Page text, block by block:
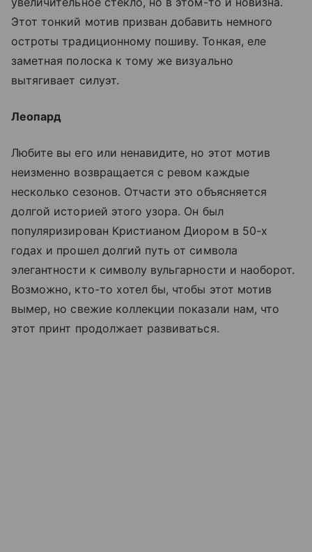
Этот тонкий мотив призван добавить немного
остроты традиционному пошиву. Тонкая, еле
заметная полоска к тому же визуально
вытягивает силуэт.
Леопард
Любите вы его или ненавидите, но этот мотив
неизменно возвращается с ревом каждые
несколько сезонов. Отчасти это объясняется
долгой историей этого узора. Он был
популяризирован Кристианом Диором в 50-х
годах и прошел долгий путь от символа
элегантности к символу вульгарности и наоборот.
Возможно, кто-то хотел бы, чтобы этот мотив
вымер, но свежие коллекции показали нам, что
этот принт продолжает развиваться.